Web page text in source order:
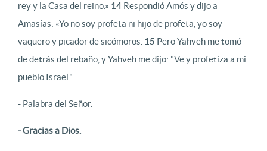
rey y la Casa del reino.» 14 Respondió Amós y dijo a
Amasías: «Yo no soy profeta ni hijo de profeta, yo soy
vaquero y picador de sicómoros. 15 Pero Yahveh me tomó
de detrás del rebaño, y Yahveh me dijo: "Ve y profetiza a mi
pueblo Israel."
- Palabra del Señor.
- Gracias a Dios.